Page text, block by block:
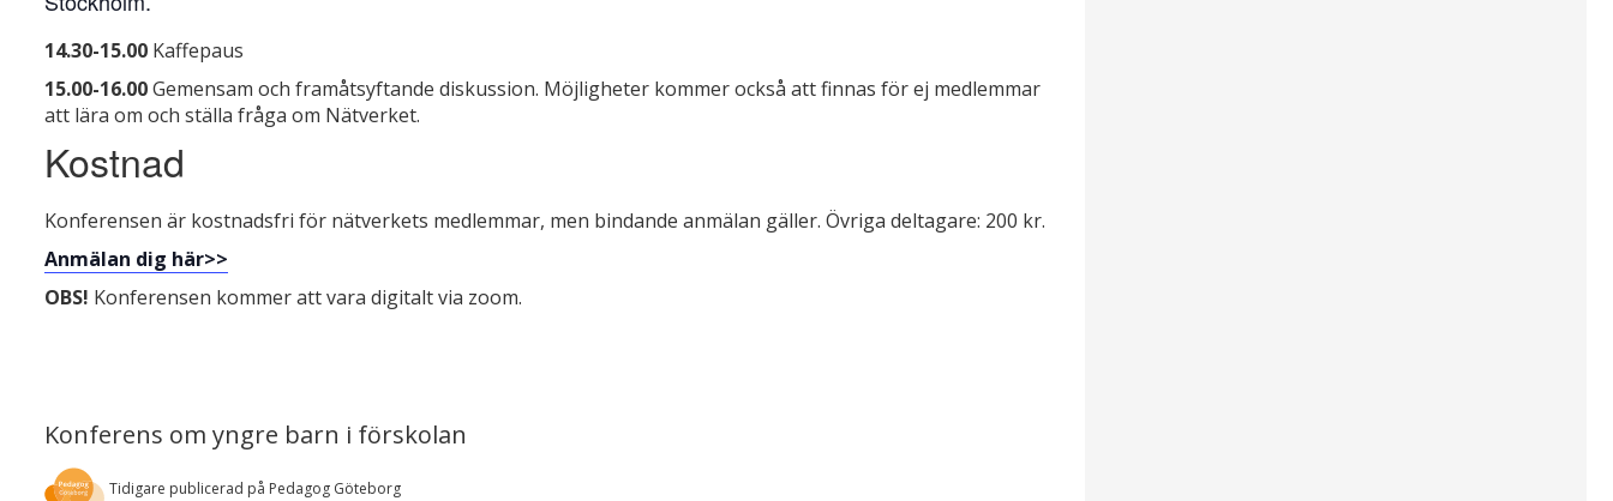
14.30-15.00 Kaffepaus
15.00-16.00Gemensam och framåtsyftande diskussion. Möjligheter kommer också att finnas för ej medlemmar
att lära om och ställa fråga om Nätverket.
Kostnad
Konferensen är kostnadsfri för nätverkets medlemmar, men bindande anmälan gäller. Övriga deltagare: 200 kr.
Anmälan dig här>>
OBS! Konferensen kommer att vara digitalt via zoom.
Konferens om yngre barn i förskolan
Tidigare publicerad på Pedagog Göteborg